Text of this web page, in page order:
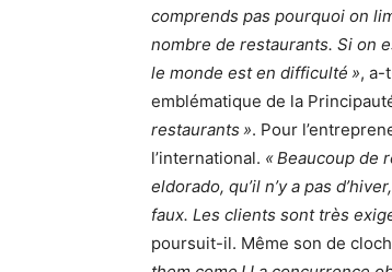
comprends pas pourquoi on
nombre de restaurants. Si on
le monde est en difficulté », a-
emblématique de la
restaurants ». Pour
l’international. « Beaucoup de
eldorado, qu’il n’y a pas
faux. Les clients sont très
poursuit-il. Même son de